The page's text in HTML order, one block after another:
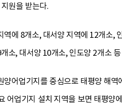
원을 받는다.
에 8개소, 대서양 지역에 12개소,
소, 대서양 10개소, 인도양 2개소
어업기지를 중심으로 태평양 해
어업기지 설치 지역을 보면 태평